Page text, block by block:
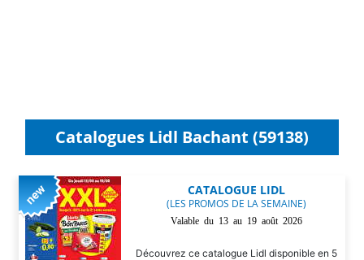
Catalogues Lidl Bachant (59138)
CATALOGUE LIDL
(LES PROMOS DE LA SEMAINE)
Valable du 13 au 19 août 2026
Découvrez ce catalogue Lidl disponible en 5